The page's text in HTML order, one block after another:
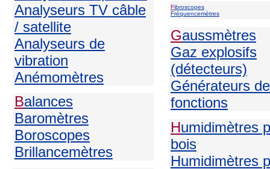
Analyseurs TV câble
/ satellite
Analyseurs de
vibration
Anémomètres
Balances
Baromètres
Boroscopes
Brillancemètres
Fibroscopes
Fréquencemètres
Gaussmètres
Gaz explosifs
(détecteurs)
Générateurs de
fonctions
Humidimètres
bois
Humidimètres